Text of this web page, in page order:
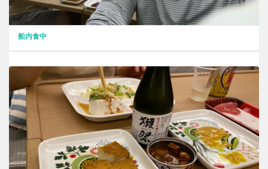
船内食中